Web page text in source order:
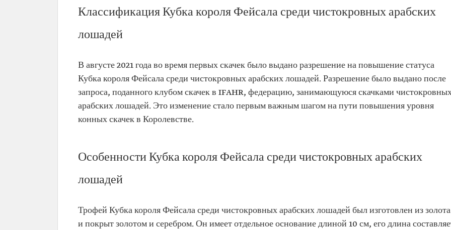
Классификация Кубка короля Фейсала среди чистокровных арабских
лошадей
В августе 2021 года во время первых скачек было выдано разрешение на повышение статуса
Кубка короля Фейсала среди чистокровных арабских лошадей. Разрешение было выдано после
запроса, поданного клубом скачек в IFAHR, федерацию, занимающуюся скачками
арабских лошадей. Это изменение стало первым важным шагом на пути повышения уровня
конных скачек в Королевстве.
Особенности Кубка короля Фейсала среди чистокровных арабских
лошадей
Трофей Кубка короля Фейсала среди чистокровных арабских лошадей был изготовлен из золота
и покрыт золотом и серебром. Он имеет отдельное основание длиной 10 см, его длина